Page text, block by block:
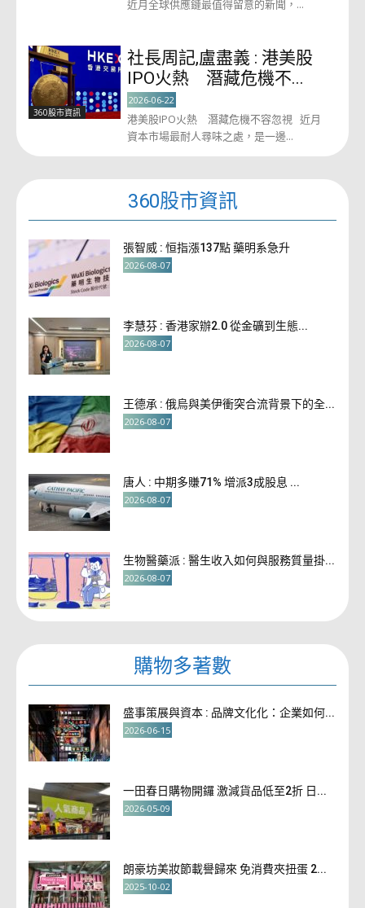
購物多著數
盛事策展與資本 : 品牌文化化：企業如何...
2026-06-15
一田春日購物開鑼 激減貨品低至2折 日...
2026-05-09
朗豪坊美妝節載譽歸來 免消費夾扭蛋 2...
2025-10-02
近月全球供應鏈最值得留意的新聞，...
360股市資訊
社長周記,盧盡義 : 港美股
IPO火熱 潛藏危機不...
2026-06-22
港美股IPO火熱 潛藏危機不容忽視 近月
資本市場最耐人尋味之處，是一邊...
360股市資訊
張智威 : 恒指漲137點 藥明系急升
2026-08-07
李慧芬 : 香港家辦2.0 從金礦到生態...
2026-08-07
王德承 : 俄烏與美伊衝突合流背景下的全...
2026-08-07
唐人 : 中期多賺71% 增派3成股息 ...
2026-08-07
生物醫藥派 : 醫生收入如何與服務質量掛...
2026-08-07